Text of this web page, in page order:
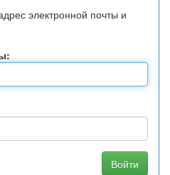
электронной почты и